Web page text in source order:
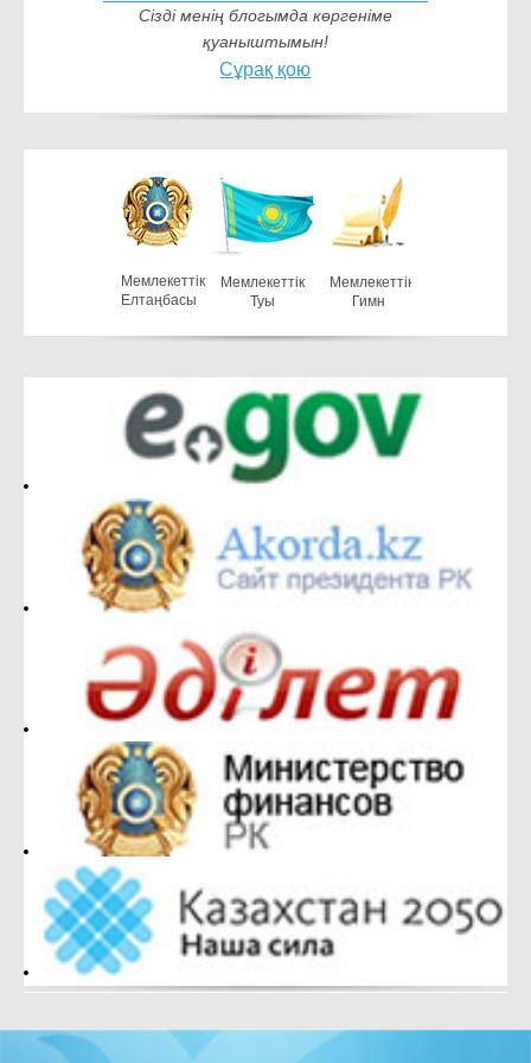
Сізді менің блогымда көргеніме
қуаныштымын!
Сұрақ қою
Мемлекеттiк
Елтаңбасы
Мемлекеттiк
Туы
Мемлекеттiк
Гимн